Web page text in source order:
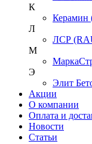
К
Керамин
Л
ЛСР
М
Э
Элит
Акции
О компании
Оплата и
Новости
Статьи